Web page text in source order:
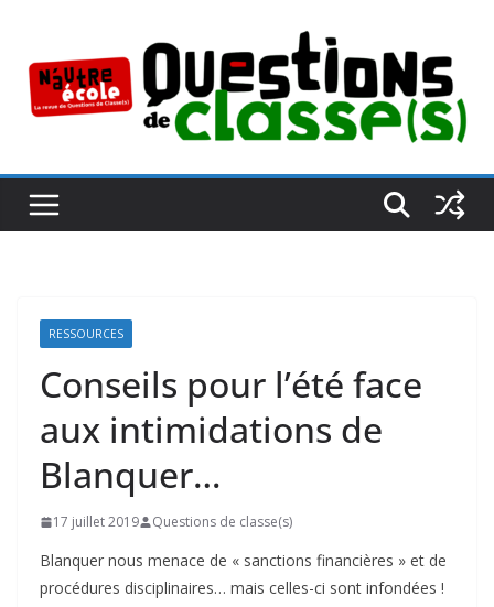
contenu
RESSOURCES
Conseils pour l’été face
aux intimidations de
Blanquer…
17 juillet 2019 Questions de classe(s)
Blanquer nous menace de « sanctions financières » et de
procédures disciplinaires… mais celles-ci sont infondées !